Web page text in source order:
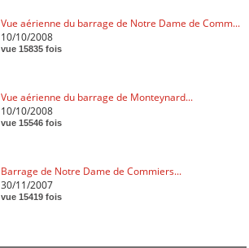
Vue aérienne du barrage de Notre Dame de Comm...
10/10/2008
vue 15835 fois
Vue aérienne du barrage de Monteynard...
10/10/2008
vue 15546 fois
Barrage de Notre Dame de Commiers...
30/11/2007
vue 15419 fois